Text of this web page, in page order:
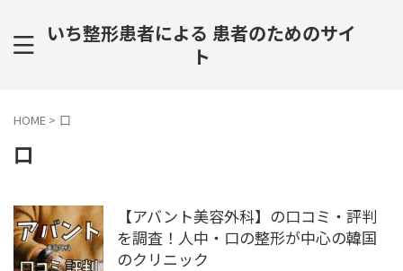
いち整形患者による 患者のためのサイ
ト
HOME > 口
口
【アバント美容外科】の口コミ・評判
を調査！人中・口の整形が中心の韓国
のクリニック